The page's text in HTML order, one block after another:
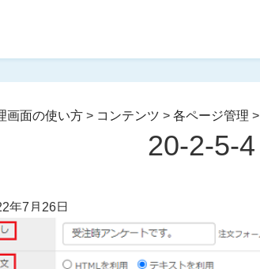
画面の使い方 > コンテンツ >各ページ管理 >
20-2-5-4
年7月26日